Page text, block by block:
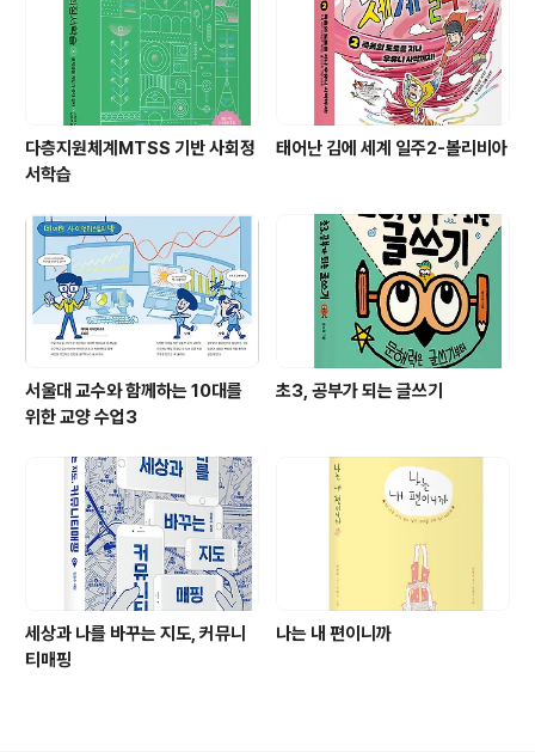
다층지원체계MTSS 기반 사회정
서학습
태어난 김에 세계 일주2-볼리비아
서울대 교수와 함께하는 10대를
위한 교양 수업3
초3, 공부가 되는 글쓰기
세상과 나를 바꾸는 지도, 커뮤니
티매핑
나는 내 편이니까